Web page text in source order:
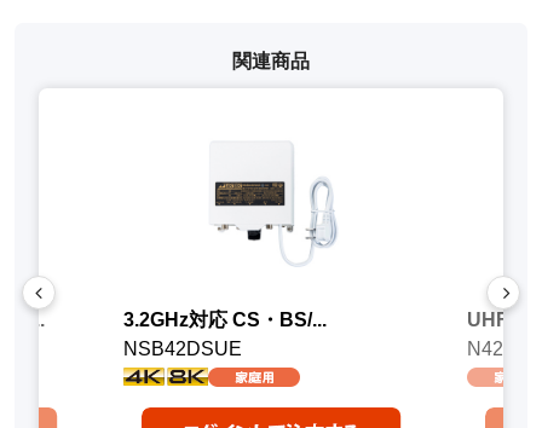
関連商品
界...
3.2GHz対応 CS・BS/...
NSB42DSUE
UHF電